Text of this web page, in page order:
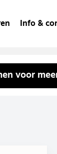
Info &
voor